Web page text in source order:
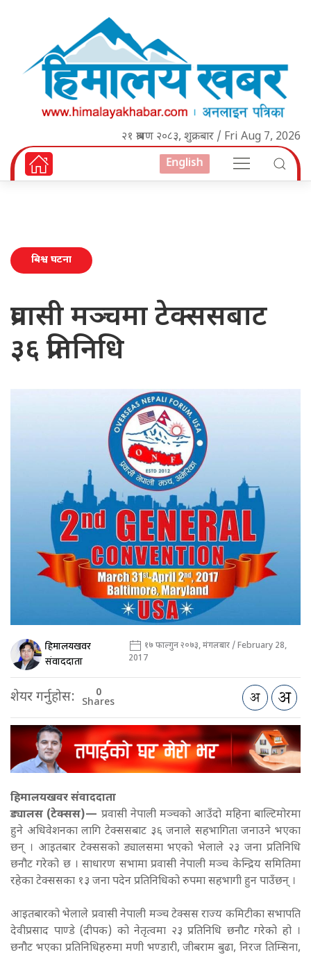
२१ श्रावण २०८३, शुक्रबार / Fri Aug 7, 2026
English
बिश्व घटना
प्रवासी मञ्चमा टेक्ससबाट
३६ प्रतिनिधि
हिमालयखवर
संवाददाता
१७ फाल्गुन २०७३, मंगलबार / February 28,
2017
शेयर गर्नुहोस: 0
Shares
हिमालयखवर संवाददाता
ड्यालस (टेक्सस)— प्रवासी नेपाली मञ्चको आउँदो महिना बाल्टिमोरमा
हुने अधिवेशनका लागि टेक्ससबाट ३६ जनाले सहभागिता जनाउने भएका
छन् । आइतबार टेक्ससको ड्यालसमा भएको भेलाले २३ जना प्रतिनिधि
छनौट गरेको छ । साधारण सभामा प्रवासी नेपाली मञ्च केन्द्रिय समितिमा
रहेका टेक्ससका १३ जना पदेन प्रतिनिधिको रुपमा सहभागी हुन पाउँछन् ।
आइतबारको भेलाले प्रवासी नेपाली मञ्च टेक्सस राज्य कमिटीका सभापति
देवीप्रसाद पाण्डे (दीपक) को नेतृत्वमा २३ प्रतिनिधि छनौट गरेको हो ।
छनौट भएका प्रतिनिधिहरुमा मणी भण्डारी, जीबराम बुढा, निरज तिम्सिना,